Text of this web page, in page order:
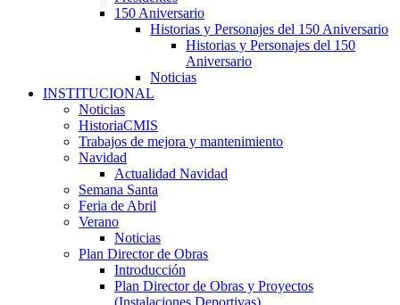
150 Aniversario
Historias y Personajes del 150 Aniversario
Historias y Personajes del 150
Aniversario
Noticias
INSTITUCIONAL
Noticias
HistoriaCMIS
Trabajos de mejora y mantenimiento
Navidad
Actualidad Navidad
Semana Santa
Feria de Abril
Verano
Noticias
Plan Director de Obras
Introducción
Plan Director de Obras y Proyectos